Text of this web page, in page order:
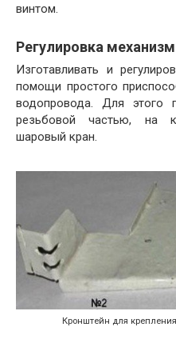
винтом.
Регулировка
Изготавливать и
помощи простого
водопровода. Для этого
резьбовой частью, на
шаровый кран.
Кронштейн для